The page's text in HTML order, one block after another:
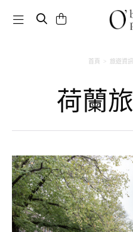
Toggle navigation
首頁 旅遊資訊
荷蘭